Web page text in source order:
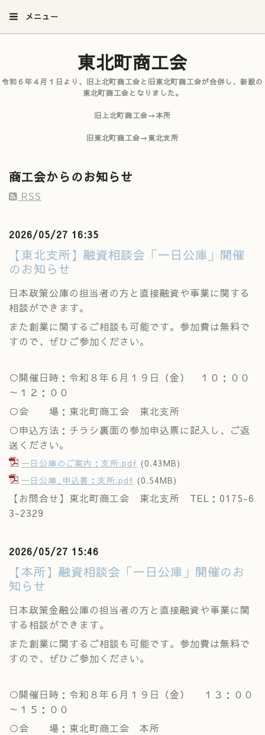
メニュー
東北町商工会
令和６年４月１日より、旧上北町商工会と旧東北町商工会が合併し、新設の
東北町商工会となりました。
旧上北町商工会→本所
旧東北町商工会→東北支所
商工会からのお知らせ
RSS
2026/05/27 16:35
【東北支所】融資相談会「一日公庫」開催
のお知らせ
日本政策公庫の担当者の方と直接融資や事業に関する
相談ができます。
また創業に関するご相談も可能です。参加費は無料で
すので、ぜひご参加ください。
○開催日時：令和８年６月１９日（金） １０：００
～１２：００
○会 場：東北町商工会 東北支所
○申込方法：チラシ裏面の参加申込票に記入し、ご返
送ください。
一日公庫のご案内：支所.pdf (0.43MB)
一日公庫_申込書：支所.pdf (0.54MB)
【お問合せ】東北町商工会 東北支所 TEL：0175-6
3-2329
2026/05/27 15:46
【本所】融資相談会「一日公庫」開催のお
知らせ
日本政策金融公庫の担当者の方と直接融資や事業に関
する相談ができます。
また創業に関するご相談も可能です。参加費は無料で
すので、ぜひご参加ください。
○開催日時：令和８年６月１９日（金）
１３：００
～１５：００
○会 場：東北町商工会 本所